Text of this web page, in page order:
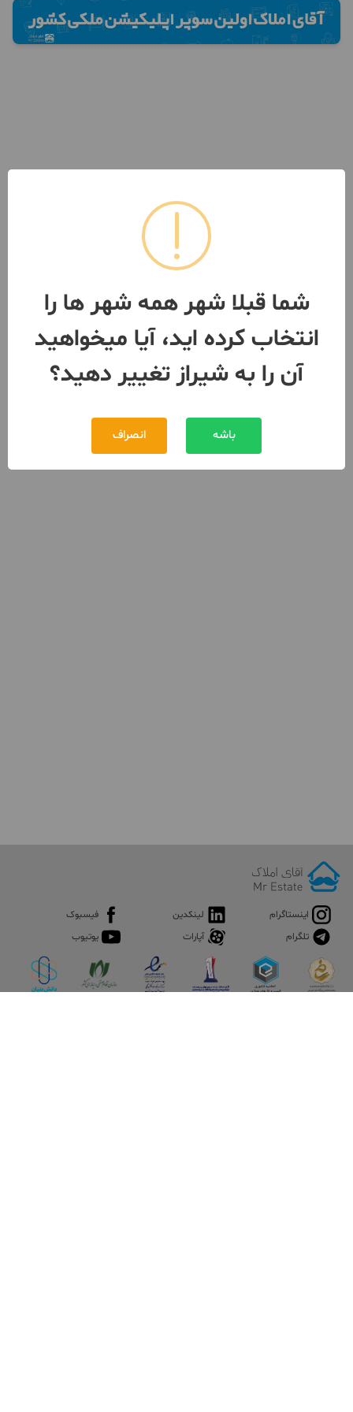
اینستاگرام لینکدین
فیسبوک
تلگرام
آپارات یوتیوب
شما قبلا شهر همه شهر ها را
انتخاب کرده اید، آیا میخواهید
آن را به شیراز تغییر دهید؟
باشه انصراف